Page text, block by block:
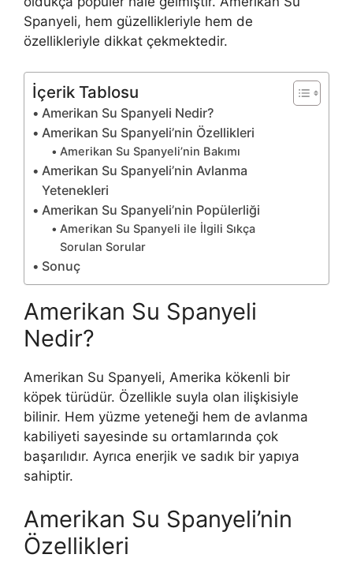
Spanyeli, hem güzellikleriyle hem de
özellikleriyle dikkat çekmektedir.
İçerik Tablosu
Amerikan Su Spanyeli Nedir?
Amerikan Su Spanyeli’nin Özellikleri
Amerikan Su Spanyeli’nin Bakımı
Amerikan Su Spanyeli’nin Avlanma
Yetenekleri
Amerikan Su Spanyeli’nin Popülerliği
Amerikan Su Spanyeli ile İlgili Sıkça
Sorulan Sorular
Sonuç
Amerikan Su Spanyeli
Nedir?
Amerikan Su Spanyeli, Amerika kökenli bir
köpek türüdür. Özellikle suyla olan ilişkisiyle
bilinir. Hem yüzme yeteneği hem de avlanma
kabiliyeti sayesinde su ortamlarında çok
başarılıdır. Ayrıca enerjik ve sadık bir yapıya
sahiptir.
Amerikan Su Spanyeli’nin
Özellikleri